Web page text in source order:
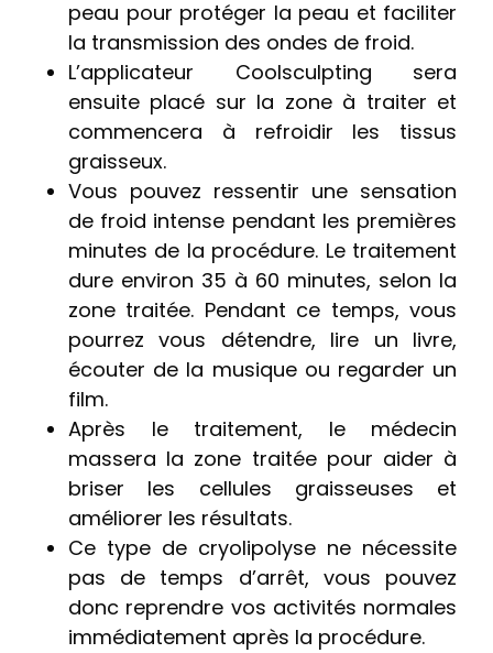
peau pour protéger la peau et faciliter
la transmission des ondes de froid.
L’applicateur Coolsculpting sera
ensuite placé sur la zone à traiter et
commencera à refroidir les tissus
graisseux.
Vous pouvez ressentir une sensation
de froid intense pendant les premières
minutes de la procédure. Le traitement
dure environ 35 à 60 minutes, selon la
zone traitée. Pendant ce temps, vous
pourrez vous détendre, lire un livre,
écouter de la musique ou regarder un
film.
Après le traitement, le médecin
massera la zone traitée pour aider à
briser les cellules graisseuses et
améliorer les résultats.
Ce type de cryolipolyse ne nécessite
pas de temps d’arrêt, vous pouvez
donc reprendre vos activités normales
immédiatement après la procédure.